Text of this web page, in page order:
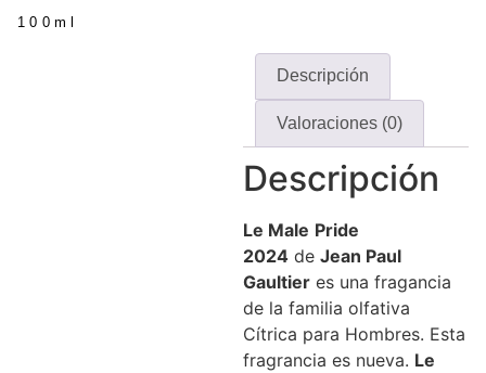
100ml
Descripción
Valoraciones (0)
Descripción
Le Male Pride
2024 de Jean Paul
Gaultier es una fragancia
de la familia olfativa
Cítrica para Hombres. Esta
fragrancia es nueva. Le